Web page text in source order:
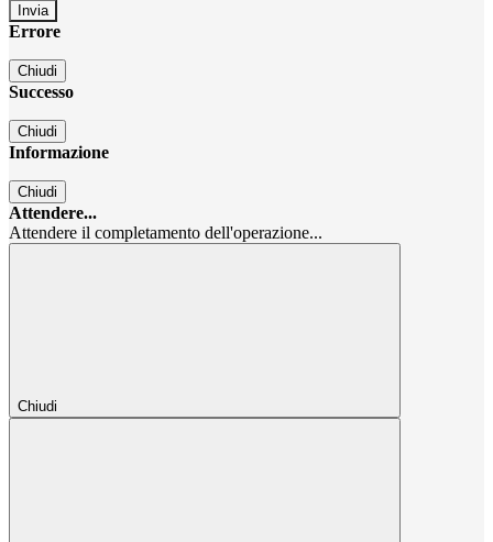
Errore
Chiudi
Successo
Chiudi
Informazione
Chiudi
Attendere...
Attendere il completamento dell'operazione...
Chiudi